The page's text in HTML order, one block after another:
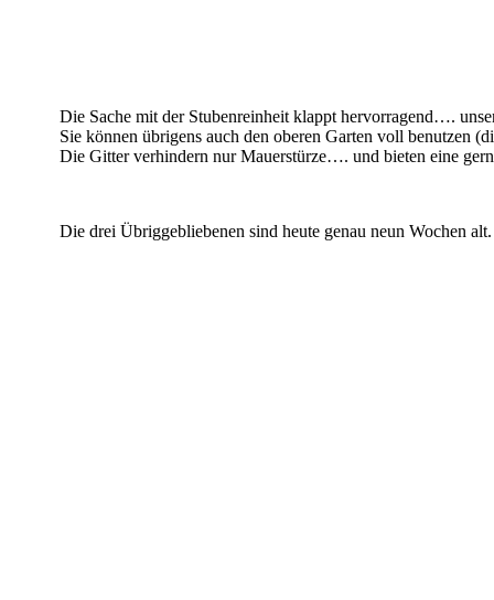
Die Sache mit der Stubenreinheit klappt hervorragend….
Sie können übrigens auch den oberen Garten voll benutzen
Die Gitter verhindern nur Mauerstürze…. und bieten eine
Die drei Übriggebliebenen sind heute genau neun Wochen